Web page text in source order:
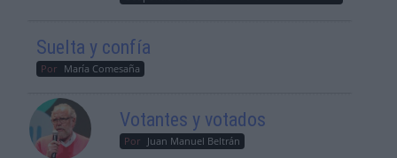
Suelta y confía
Por María Comesaña
Votantes y votados
Por Juan Manuel Beltrán